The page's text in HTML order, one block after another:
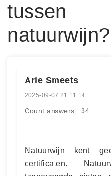
tussen
natuurwijn?
Arie Smeets
2025-09-07 21:11:14
Count answers : 34
Natuurwijn kent
certificaten.